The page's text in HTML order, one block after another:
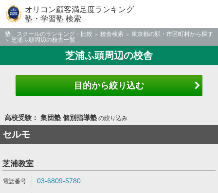
オリコン顧客満足度ランキング
塾・学習塾 検索
塾、スクールのランキング・比較 校舎検索
東京都の駅・市区町村から探す
芝浦ふ頭周辺の校舎一覧
芝浦ふ頭周辺の校舎
目的から絞り込む
高校受験： 集団塾 個別指導塾の絞り込み
セルモ
芝浦教室
03-6809-5780